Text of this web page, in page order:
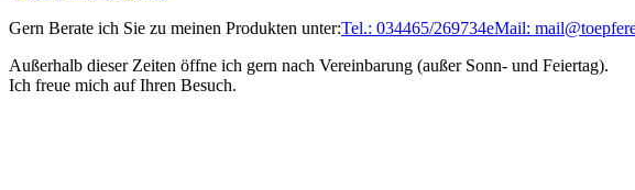
Gern Berate ich Sie zu meinen Produkten unter:Tel.: 034465/269734eMail:
Außerhalb dieser Zeiten öffne ich gern nach Vereinbarung (außer Sonn- und Feiertag).
Ich freue mich auf Ihren Besuch.